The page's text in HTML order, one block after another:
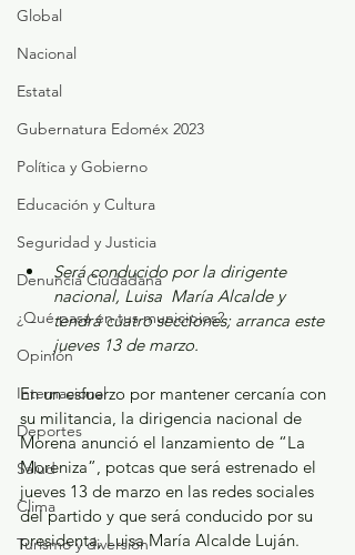
Global
Nacional
Estatal
Gubernatura Edoméx 2023
Política y Gobierno
Educación y Cultura
Seguridad y Justicia
Denuncia Ciudadana
¿Qué pasa en tus municipios?
Opinión
Internacional
Deportes
Salud
Clima
Turismo y diversión
Será conducido por la dirigente
nacional, Luisa  María Alcalde y
tendrá cuatro secciones; arranca este
jueves 13 de marzo.
En un esfuerzo por mantener cercanía con
su militancia, la dirigencia nacional de
Morena anunció el lanzamiento de “La
Moreniza”, potcas que será estrenado el
jueves 13 de marzo en las redes sociales
del partido y que será conducido por su
presidenta, Luisa María Alcalde Luján.